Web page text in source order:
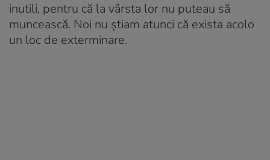
inutili, pentru că la vârsta lor nu puteau să
muncească. Noi nu știam atunci că exista acolo
un loc de exterminare.